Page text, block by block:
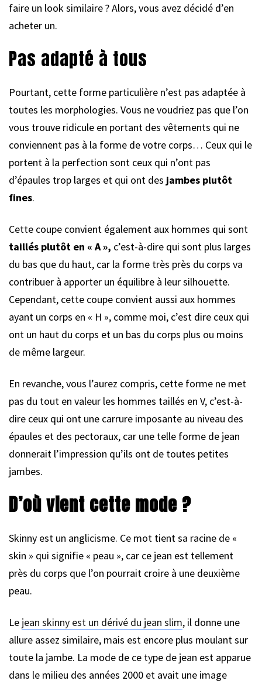
faire un look similaire ? Alors, vous avez décidé d’en
acheter un.
Pas adapté à tous
Pourtant, cette forme particulière n’est pas adaptée à
toutes les morphologies. Vous ne voudriez pas que l’on
vous trouve ridicule en portant des vêtements qui ne
conviennent pas à la forme de votre corps… Ceux qui le
portent à la perfection sont ceux qui n’ont pas
d’épaules trop larges et qui ont des jambes plutôt
fines.
Cette coupe convient également aux hommes qui sont
taillés plutôt en « A », c’est-à-dire qui sont plus larges
du bas que du haut, car la forme très près du corps va
contribuer à apporter un équilibre à leur silhouette.
Cependant, cette coupe convient aussi aux hommes
ayant un corps en « H », comme moi, c’est dire ceux qui
ont un haut du corps et un bas du corps plus ou moins
de même largeur.
En revanche, vous l’aurez compris, cette forme ne met
pas du tout en valeur les hommes taillés en V, c’est-à-
dire ceux qui ont une carrure imposante au niveau des
épaules et des pectoraux, car une telle forme de jean
donnerait l’impression qu’ils ont de toutes petites
jambes.
D’où vient cette mode ?
Skinny est un anglicisme. Ce mot tient sa racine de «
skin » qui signifie « peau », car ce jean est tellement
près du corps que l’on pourrait croire à une deuxième
peau.
Le jean skinny est un dérivé du jean slim, il donne une
allure assez similaire, mais est encore plus moulant sur
toute la jambe. La mode de ce type de jean est apparue
dans le milieu des années 2000 et avait une image